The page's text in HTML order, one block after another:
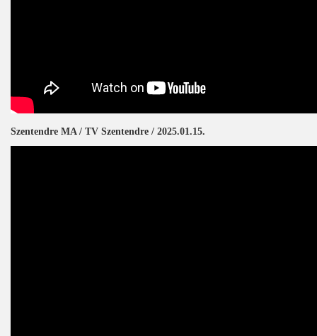
Szentendre MA / TV Szentendre / 2025.01.15.